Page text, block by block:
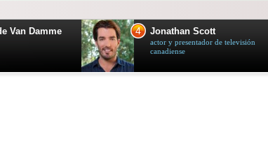
Van Damme 4 Jonathan Scott
actor y presentador de televisión
canadiense